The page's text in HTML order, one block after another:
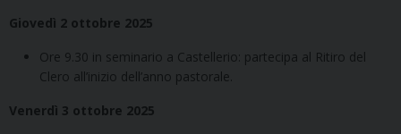
Giovedì 2 ottobre 2025
Ore 9.30 in seminario a Castellerio: partecipa al Ritiro del
Clero all’inizio dell’anno pastorale.
Venerdì 3 ottobre 2025